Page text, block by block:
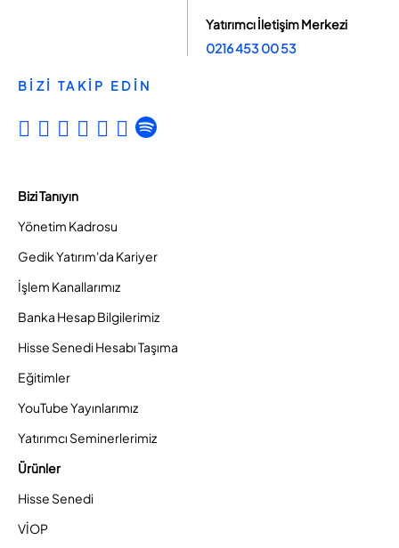
Yatırımcı İletişim Merkezi
0216 453 00 53
BİZİ TAKİP EDİN
Bizi Tanıyın
Yönetim Kadrosu
Gedik Yatırım'da Kariyer
İşlem Kanallarımız
Banka Hesap Bilgilerimiz
Hisse Senedi Hesabı Taşıma
Eğitimler
YouTube Yayınlarımız
Yatırımcı Seminerlerimiz
Ürünler
Hisse Senedi
VİOP